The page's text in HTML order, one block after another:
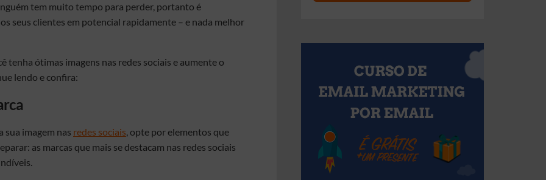
tem muito tempo para perder, portanto é
seus clientes em potencial rapidamente – e nada melhor
tenha ótimas imagens nas redes sociais e aumente o
lendo e confira:
sua imagem nas redes sociais, opte por elementos que
as marcas que mais se destacam nas redes sociais